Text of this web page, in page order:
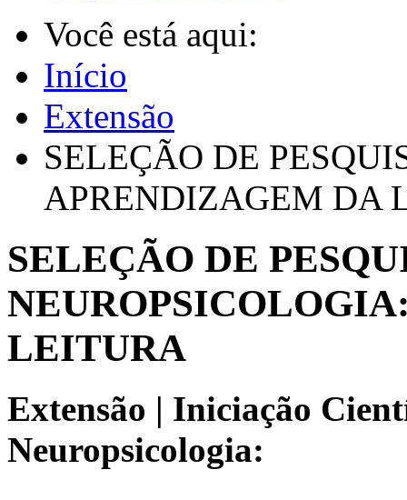
Você está aqui:
Início
Extensão
SELEÇÃO DE
APRENDIZAGEM DA
SELEÇÃO DE
LEITURA
Extensão | Iniciação
Neuropsicologia: